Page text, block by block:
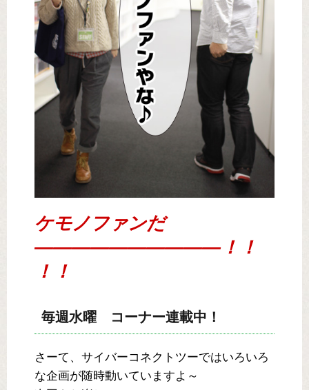
ケモノファンだ
――――――――――！！
！！
毎週水曜 コーナー連載中！
さーて、サイバーコネクトツーではいろいろ
な企画が随時動いていますよ～